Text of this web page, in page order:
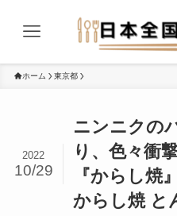
ホーム 東京都
ニンニクの
り、色々衝
『からし焼
からし焼 と
2022
10/29